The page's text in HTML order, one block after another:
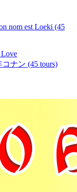
nom est Loeki (45
ナン (45 tours)